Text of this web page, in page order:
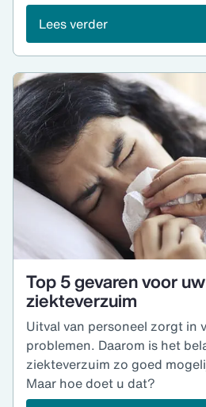
Lees verder
Top 5 gevaren voor
ziekteverzuim
Uitval van personeel zorgt in
problemen. Daarom is het
ziekteverzuim zo goed
Maar hoe doet u dat?